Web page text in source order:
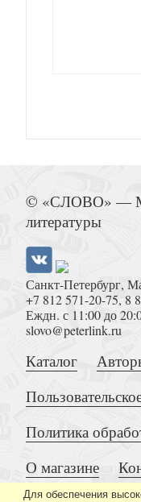
© «СЛОВО» —
литературы
Санкт-Петербург,
+7 812 571-20-75, 8
Еждн. с 11:00 до
slovo@peterlink.ru
Каталог
Политика
О магазине
Для обеспечения